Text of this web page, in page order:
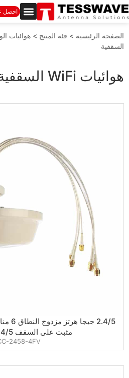
احصل
الصفحة الرئيسية > فئة المنتج > هوائيات
السقفية
هوائيات WiFi السقفية
مثبت على السقف 2.4/5 جيجا هرتز
2458-4FV